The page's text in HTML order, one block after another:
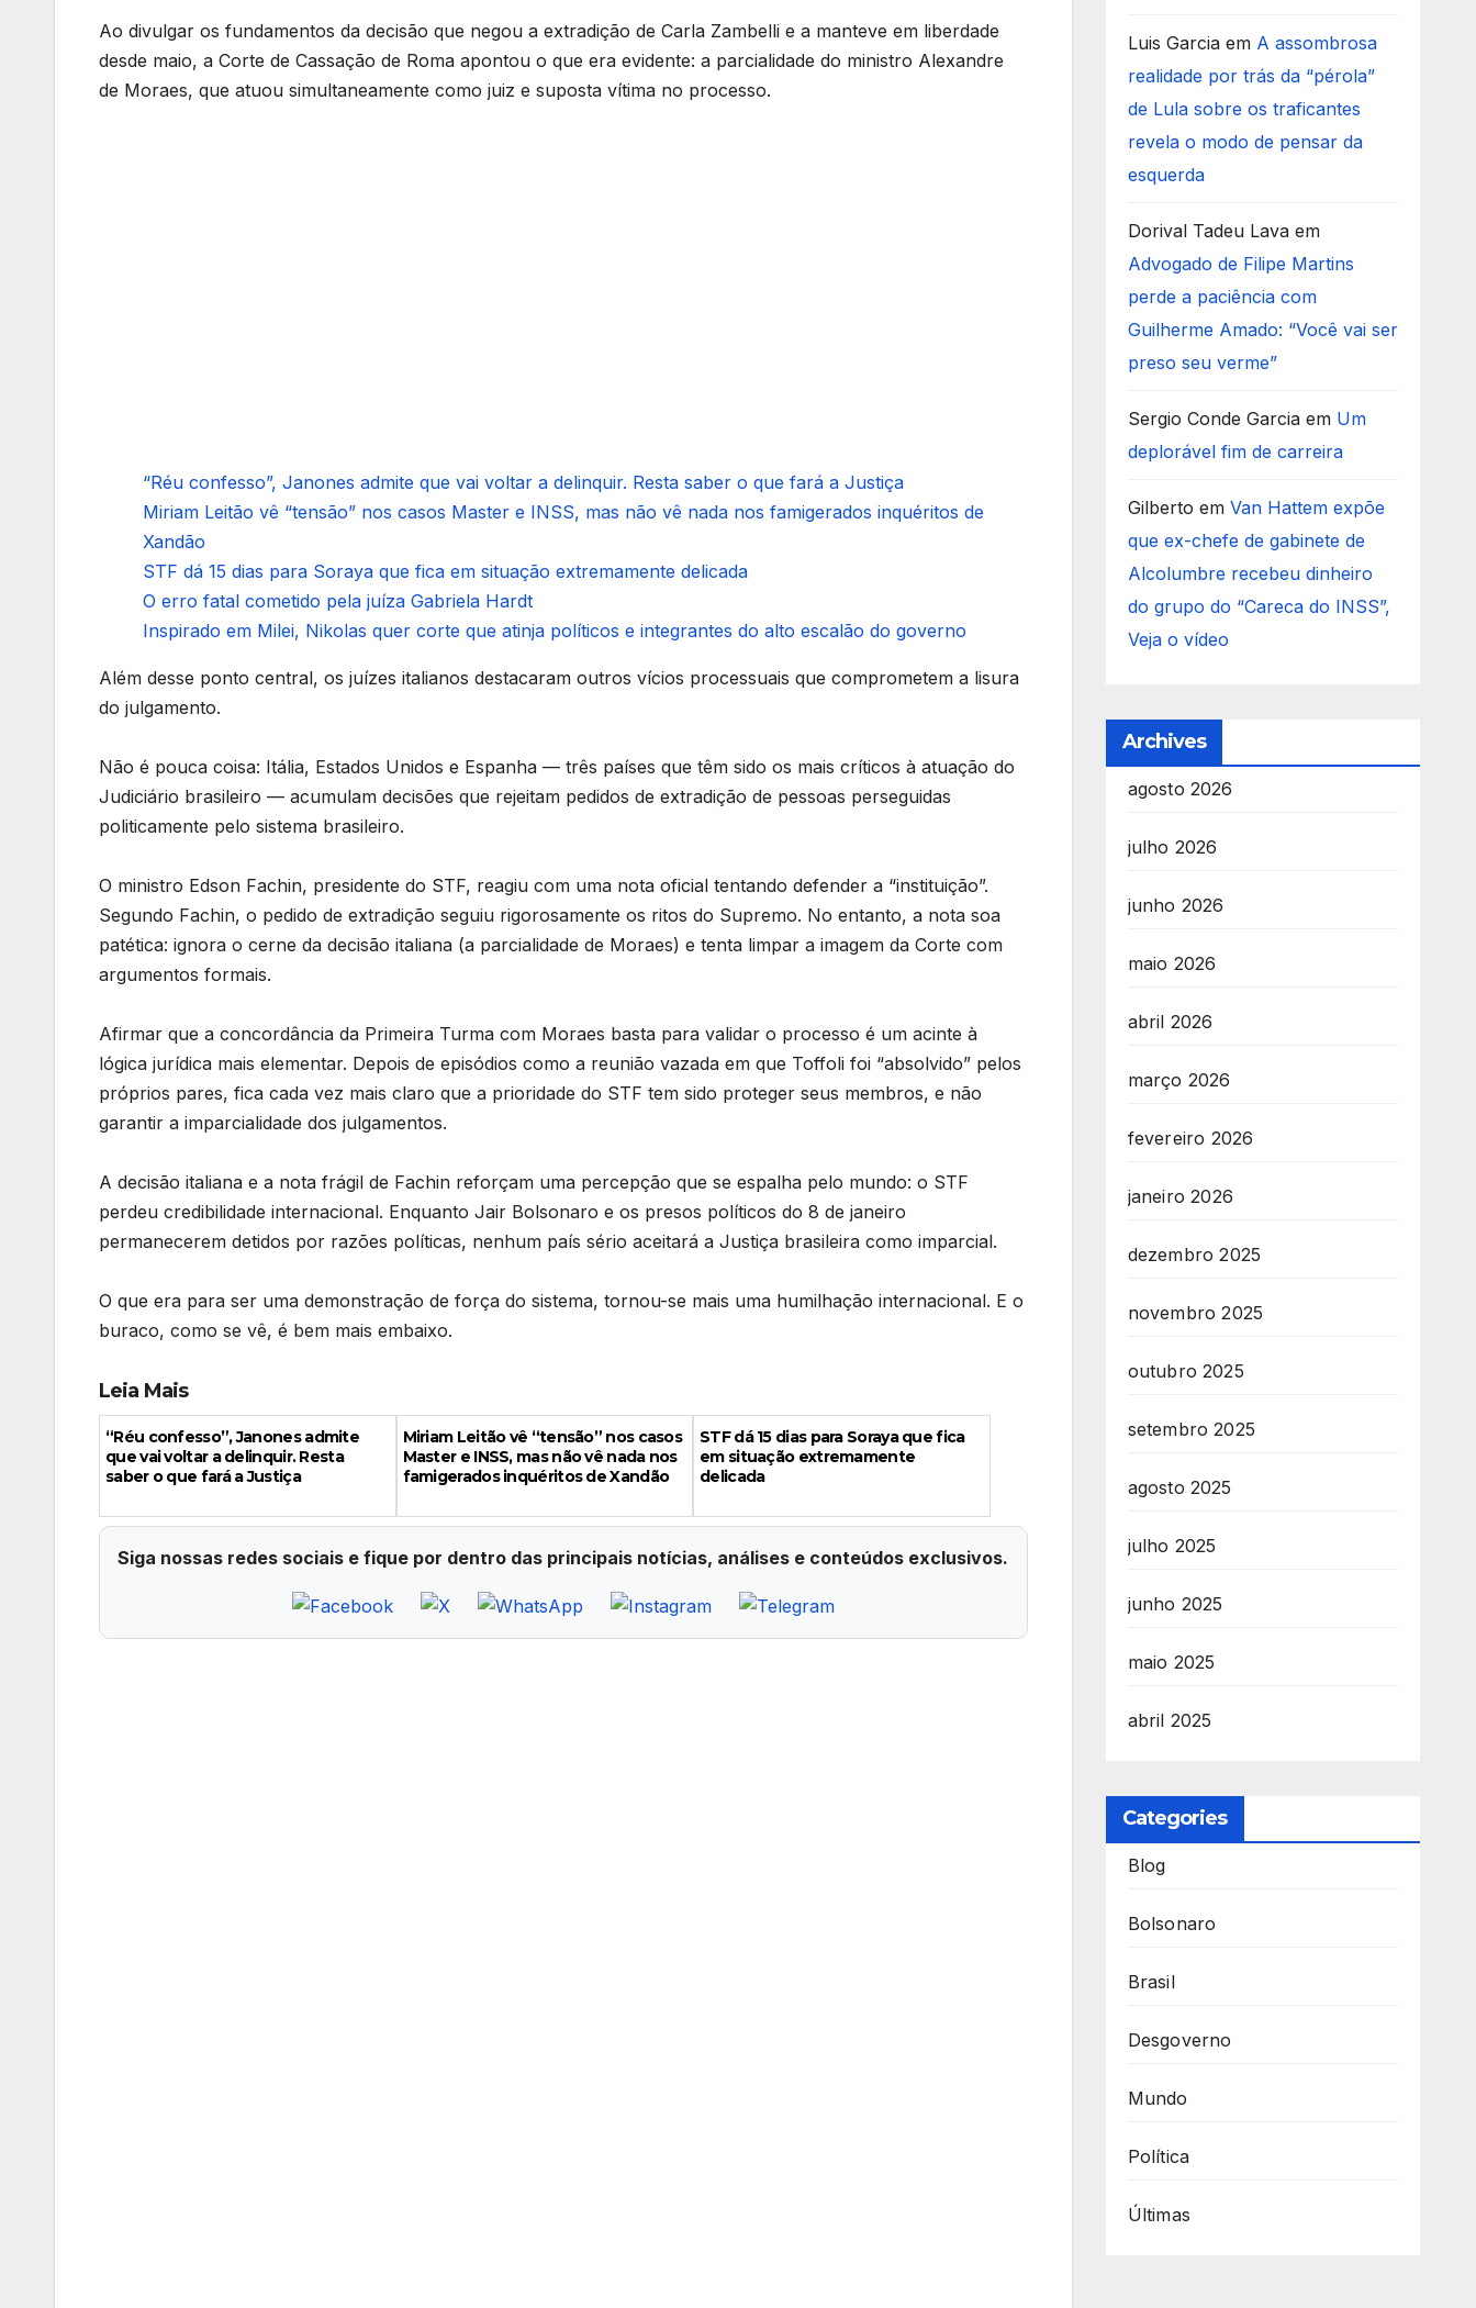
Ao divulgar os fundamentos da decisão que negou a extradição de Carla Zambelli e a manteve em liberdade
desde maio, a Corte de Cassação de Roma apontou o que era evidente: a parcialidade do ministro Alexandre
de Moraes, que atuou simultaneamente como juiz e suposta vítima no processo.
“Réu confesso”, Janones admite que vai voltar a delinquir. Resta saber o que fará a Justiça
Miriam Leitão vê “tensão” nos casos Master e INSS, mas não vê nada nos famigerados inquéritos de
Xandão
STF dá 15 dias para Soraya que fica em situação extremamente delicada
O erro fatal cometido pela juíza Gabriela Hardt
Inspirado em Milei, Nikolas quer corte que atinja políticos e integrantes do alto escalão do governo
Além desse ponto central, os juízes italianos destacaram outros vícios processuais que comprometem a lisura
do julgamento.
Não é pouca coisa: Itália, Estados Unidos e Espanha — três países que têm sido os mais críticos à atuação do
Judiciário brasileiro — acumulam decisões que rejeitam pedidos de extradição de pessoas perseguidas
politicamente pelo sistema brasileiro.
O ministro Edson Fachin, presidente do STF, reagiu com uma nota oficial tentando defender a “instituição”.
Segundo Fachin, o pedido de extradição seguiu rigorosamente os ritos do Supremo. No entanto, a nota soa
patética: ignora o cerne da decisão italiana (a parcialidade de Moraes) e tenta limpar a imagem da Corte com
argumentos formais.
Afirmar que a concordância da Primeira Turma com Moraes basta para validar o processo é um acinte à
lógica jurídica mais elementar. Depois de episódios como a reunião vazada em que Toffoli foi “absolvido” pelos
próprios pares, fica cada vez mais claro que a prioridade do STF tem sido proteger seus membros, e não
garantir a imparcialidade dos julgamentos.
A decisão italiana e a nota frágil de Fachin reforçam uma percepção que se espalha pelo mundo: o STF
perdeu credibilidade internacional. Enquanto Jair Bolsonaro e os presos políticos do 8 de janeiro
permanecerem detidos por razões políticas, nenhum país sério aceitará a Justiça brasileira como imparcial.
O que era para ser uma demonstração de força do sistema, tornou-se mais uma humilhação internacional. E o
buraco, como se vê, é bem mais embaixo.
Leia Mais
“Réu confesso”, Janones admite
que vai voltar a delinquir. Resta
saber o que fará a Justiça
Miriam Leitão vê “tensão” nos casos
Master e INSS, mas não vê nada nos
famigerados inquéritos de Xandão
STF dá 15 dias para Soraya que fica
em situação extremamente
delicada
Siga nossas redes sociais e fique por dentro das principais notícias, análises e conteúdos exclusivos.
Luis Garciaem A assombrosa
realidade por trás da “pérola”
de Lula sobre os traficantes
revela o modo de pensar da
esquerda
Dorival Tadeu Lavaem
Advogado de Filipe Martins
perde a paciência com
Guilherme Amado: “Você vai ser
preso seu verme”
Sergio Conde Garciaem Um
deplorável fim de carreira
Gilberto em Van Hattem expõe
que ex-chefe de gabinete de
Alcolumbre recebeu dinheiro
do grupo do “Careca do INSS”,
Veja o vídeo
Archives
agosto 2026
julho 2026
junho 2026
maio 2026
abril 2026
março 2026
fevereiro 2026
janeiro 2026
dezembro 2025
novembro 2025
outubro 2025
setembro 2025
agosto 2025
julho 2025
junho 2025
maio 2025
abril 2025
Categories
Blog
Bolsonaro
Brasil
Desgoverno
Mundo
Política
Últimas